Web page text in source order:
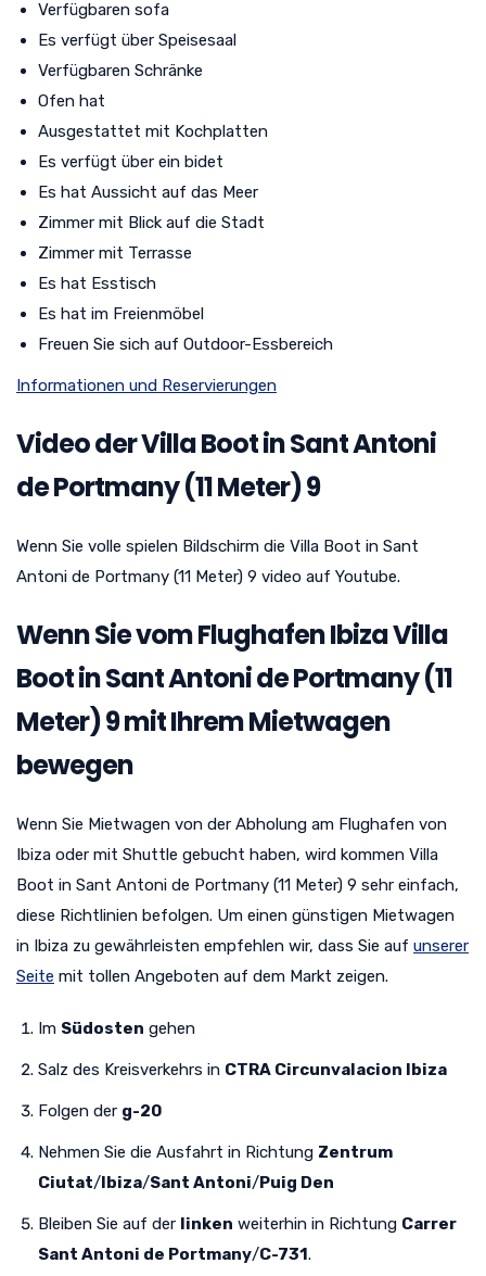
Verfügbaren sofa
Es verfügt über Speisesaal
Verfügbaren Schränke
Ofen hat
Ausgestattet mit Kochplatten
Es verfügt über ein bidet
Es hat Aussicht auf das Meer
Zimmer mit Blick auf die Stadt
Zimmer mit Terrasse
Es hat Esstisch
Es hat im Freienmöbel
Freuen Sie sich auf Outdoor-Essbereich
Informationen und Reservierungen
Video der Villa Boot in Sant Antoni
de Portmany (11 Meter) 9
Wenn Sie volle spielen Bildschirm die Villa Boot in Sant
Antoni de Portmany (11 Meter) 9 video auf Youtube.
Wenn Sie vom Flughafen Ibiza Villa
Boot in Sant Antoni de Portmany (11
Meter) 9 mit Ihrem Mietwagen
bewegen
Wenn Sie Mietwagen von der Abholung am Flughafen von
Ibiza oder mit Shuttle gebucht haben, wird kommen Villa
Boot in Sant Antoni de Portmany (11 Meter) 9 sehr einfach,
diese Richtlinien befolgen. Um einen günstigen Mietwagen
in Ibiza zu gewährleisten empfehlen wir, dass Sie auf unserer
Seite mit tollen Angeboten auf dem Markt zeigen.
Im Südosten gehen
Salz des Kreisverkehrs in CTRA Circunvalacion Ibiza
Folgen der g-20
Nehmen Sie die Ausfahrt in Richtung Zentrum
Ciutat/Ibiza/Sant Antoni/Puig Den
Bleiben Sie auf der linken weiterhin in Richtung Carrer
Sant Antoni de Portmany/C-731.